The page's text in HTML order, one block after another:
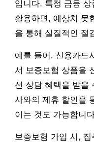
입니다. 특정 금융
활용하면, 예상치 못
을 통해 실질적인 절
예를 들어, 신용카드
서 보증보험 상품을
선 상담 혜택을 받을
사와의 제휴 할인을
이는 것도 가능합니
보증보험 가입 시,